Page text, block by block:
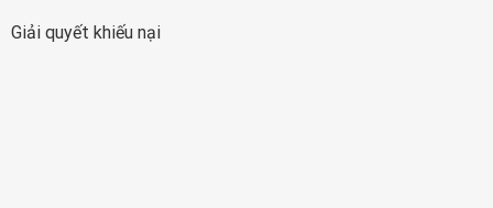
Giải quyết khiếu nại